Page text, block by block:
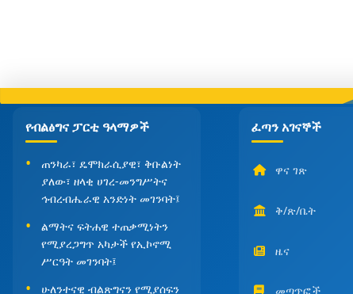
የብልፅግና ፓርቲ ዓላማዎች
ጠንካራ፣ ዴሞክራሲያዊ፣ ቅቡልነት
ያለው፣ ዘላቂ ሀገረ-መንግሥትና
ኅብረብሔራዊ አንድነት መገንባት፤
ልማትና ፍትሐዊ ተጠቃሚነትን
የሚያረጋግጥ አካታች የኢኮኖሚ
ሥርዓት መገንባት፤
ሁለንተናዊ ብልጽግናን የሚያሰፍን
ፈጣን አገናኞች
ዋና ገጽ
ቅ/ጽ/ቤት
ዜና
መጣጥፎች